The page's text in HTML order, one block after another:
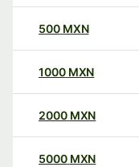
500 MXN
1000 MXN
2000 MXN
5000 MXN